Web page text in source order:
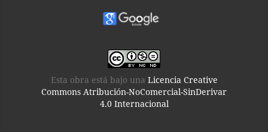
Esta obra está bajo una Licencia Creative
Commons Atribución-NoComercial-SinDerivar
4.0 Internacional